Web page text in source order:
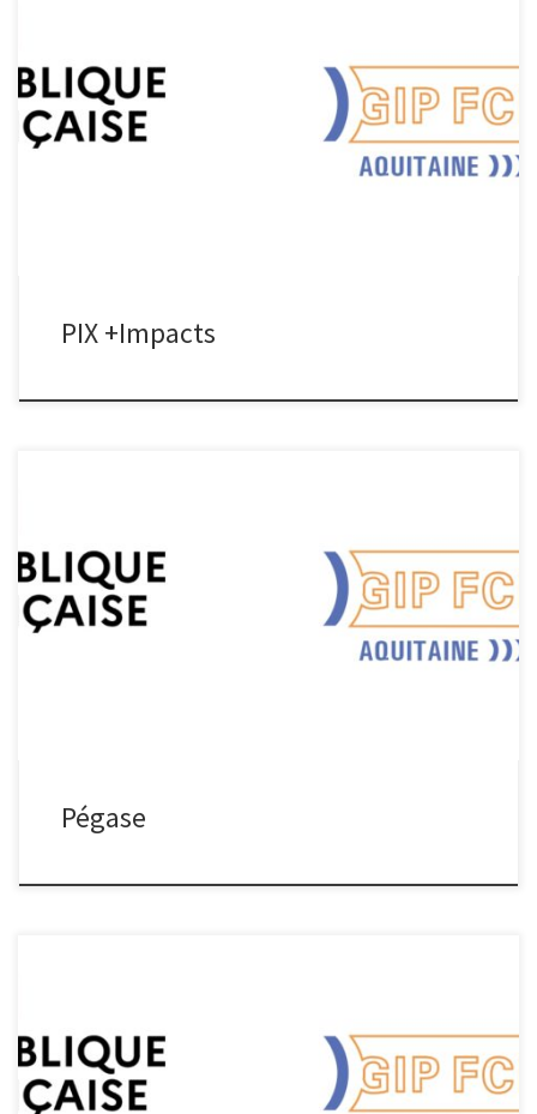
PIX +Impacts PIX +Impacts Projet d’envergure nationale porté par
le GIP PIX de Paris, PIX+Impacts a pour objectif de transformer la
plateforme PIX pour en faire la 1ère plateforme libre de micro-
learning adaptatif grand public. Télécharger la fiche projet
PIX +Impacts
Pégase Projet d’envergure inter régionale (Nouvelle Aquitaine
Occitanie) porté par l’Université de Toulouse, Pégase (Processus
d’Élaboration Généralisé de l’Avion Sans Émission) a pour objectif
de répondre aux besoins en emplois et en compétences dans la
filière aéronautique, Télécharger la fiche projet
Pégase
collective pour renforcer l’orientation des collégiens L’Académie
de Bordeaux, la Région Nouvelle-Aquitaine, l’association Fusion
Jeunesse – tiers de confiance de la Région – et AQUITEC,